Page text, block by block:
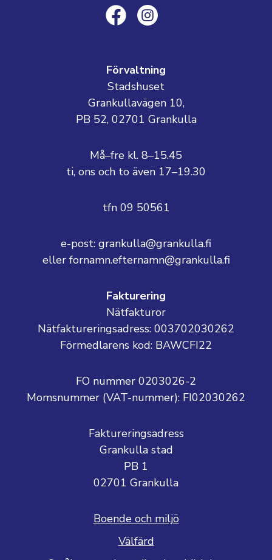
Förvaltning
Stadshuset
Grankullavägen 10,
PB 52, 02701 Grankulla
Må–fre kl. 8–15.45
ti, ons och to även 17–19.30
tfn 09 50561
e-post: grankulla@grankulla.fi
eller fornamn.efternamn@grankulla.fi
Fakturering
Nätfakturor
Nätfaktureringsadress: 003702030262
Förmedlarens kod: BAWCFI22
FO nummer 0203026-2
Momsnummer (VAT-nummer): FI02030262
Faktureringsadress
Grankulla stad
PB 1
02701 Grankulla
Boende och miljö
Välfärd